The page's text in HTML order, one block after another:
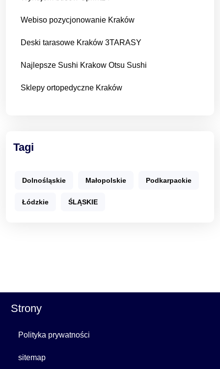
Webiso pozycjonowanie Kraków
Deski tarasowe Kraków 3TARASY
Najlepsze Sushi Krakow Otsu Sushi
Sklepy ortopedyczne Kraków
Tagi
Dolnośląskie Małopolskie Podkarpackie
Łódzkie ŚLĄSKIE
Strony
Polityka prywatności
sitemap